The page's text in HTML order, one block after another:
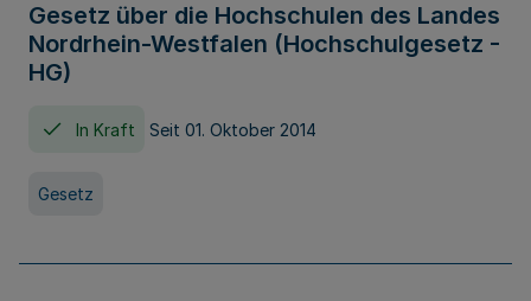
Gesetz über die Hochschulen des Landes
Nordrhein-Westfalen (Hochschulgesetz -
HG)
In Kraft Seit 01. Oktober 2014
Gesetz